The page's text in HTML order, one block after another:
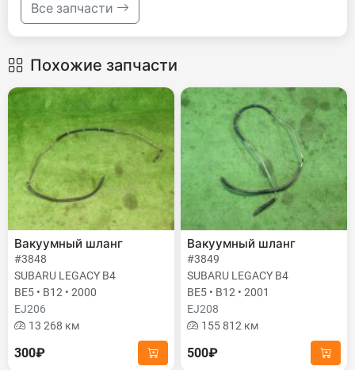
Все запчасти
Похожие запчасти
Вакуумный шланг
#3848
SUBARU LEGACY B4
BE5 • B12 • 2000
EJ206
13 268 км
300₽
Вакуумный шланг
#3849
SUBARU LEGACY B4
BE5 • B12 • 2001
EJ208
155 812 км
500₽